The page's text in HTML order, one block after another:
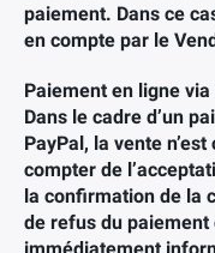
paiement. Dans ce
en compte par le
Paiement en ligne via
Dans le cadre d’un
PayPal, la vente
compter de
la confirmation de la
de refus du paiement